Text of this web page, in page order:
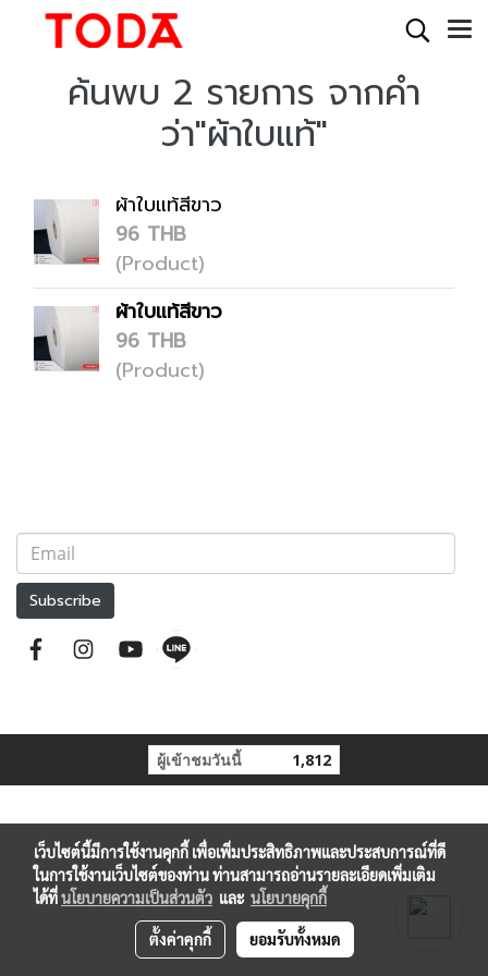
ค้นพบ 2 รายการ จากคำ
ว่า"ผ้าใบแท้"
ผ้าใบแท้สีขาว
96 THB
(Product)
ผ้าใบแท้สีขาว
96 THB
(Product)
Subscribe
ผู้เข้าชมวันนี้ 1,812
เว็บไซต์นี้มีการใช้งานคุกกี้ เพื่อเพิ่มประสิทธิภาพและประสบการณ์ที่ดี
ในการใช้งานเว็บไซต์ของท่าน ท่านสามารถอ่านรายละเอียดเพิ่มเติม
ได้ที่นโยบายความเป็นส่วนตัว และ นโยบายคุกกี้
ตั้งค่าคุกกี้ ยอมรับทั้งหมด